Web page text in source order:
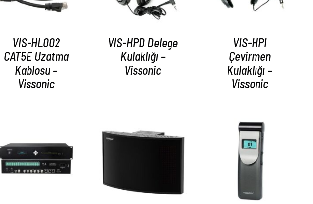
VIS-HL002
CAT5E Uzatma
Kablosu –
Vissonic
VIS-HPD Delege
Kulaklığı –
Vissonic
VIS-HPI
Çevirmen
Kulaklığı –
Vissonic
AYRINTILAR AYRINTILAR